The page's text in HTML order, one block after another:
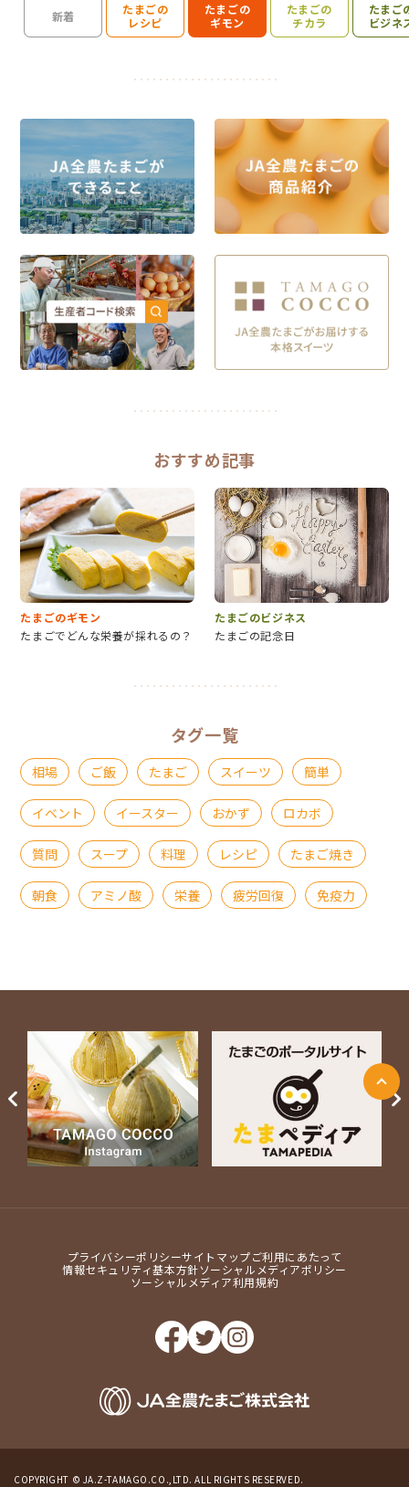
新着
たまごの
レシピ
たまごの
ギモン
たまごの
チカラ
たまご
ビジネ
検索を開く
おすすめ記事
たまごのギモン
たまごでどんな栄養が採れるの？
たまごのビジネス
たまごの記念日
タグ一覧
相場 ご飯 たまご スイーツ 簡単
イベント イースター おかず ロカボ
質問 スープ 料理 レシピ たまご焼き
朝食 アミノ酸 栄養 疲労回復 免疫力
プライバシーポリシーサイトマップご利用にあたって
情報セキュリティ基本方針ソーシャルメディアポリシー
ソーシャルメディア利用規約
COPYRIGHT © JA.Z-TAMAGO.CO.,LTD. ALL RIGHTS RESERVED.
ージ上部に戻る